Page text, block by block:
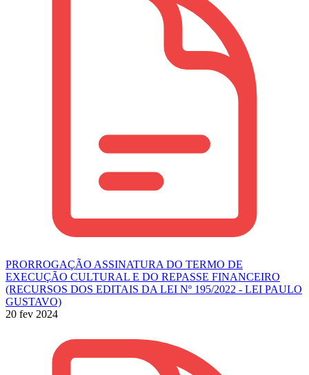
PRORROGAÇÃO ASSINATURA DO TERMO DE
EXECUÇÃO CULTURAL E DO REPASSE FINANCEIRO
(RECURSOS DOS EDITAIS DA LEI Nº 195/2022 - LEI PAULO
GUSTAVO)
20 fev 2024